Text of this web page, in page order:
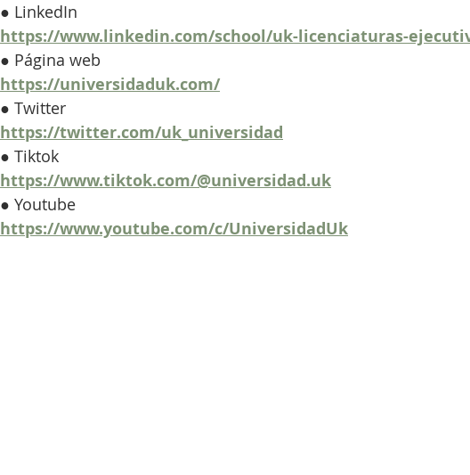
● LinkedIn
https://www.linkedin.com/school/uk-licenciaturas-
● Página web
https://universidaduk.com/
● Twitter
https://twitter.com/uk_universidad
● Tiktok
https://www.tiktok.com/@universidad.uk
● Youtube
https://www.youtube.com/c/UniversidadUk